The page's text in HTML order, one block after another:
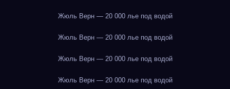
Жюль Верн — 20 000 лье под водой
Жюль Верн — 20 000 лье под водой
Жюль Верн — 20 000 лье под водой
Жюль Верн — 20 000 лье под водой